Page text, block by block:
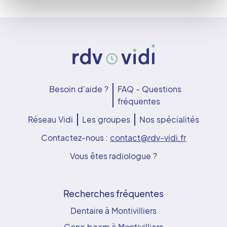
Besoin d'aide ?
FAQ - Questions
fréquentes
Réseau Vidi
Les groupes
Nos spécialités
Contactez-nous : contact@rdv-vidi.fr
Vous êtes radiologue ?
Recherches fréquentes
Dentaire à Montivilliers